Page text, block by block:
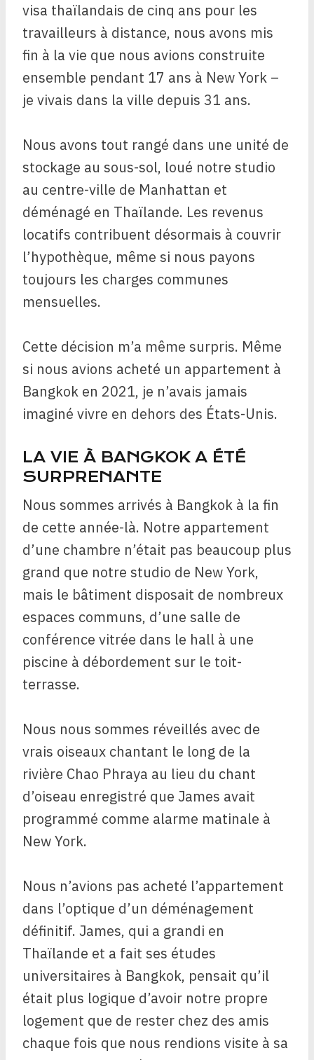
visa thaïlandais de cinq ans pour les
travailleurs à distance, nous avons mis
fin à la vie que nous avions construite
ensemble pendant 17 ans à New York –
je vivais dans la ville depuis 31 ans.
Nous avons tout rangé dans une unité de
stockage au sous-sol, loué notre studio
au centre-ville de Manhattan et
déménagé en Thaïlande. Les revenus
locatifs contribuent désormais à couvrir
l’hypothèque, même si nous payons
toujours les charges communes
mensuelles.
Cette décision m’a même surpris. Même
si nous avions acheté un appartement à
Bangkok en 2021, je n’avais jamais
imaginé vivre en dehors des États-Unis.
LA VIE À BANGKOK A ÉTÉ
SURPRENANTE
Nous sommes arrivés à Bangkok à la fin
de cette année-là. Notre appartement
d’une chambre n’était pas beaucoup plus
grand que notre studio de New York,
mais le bâtiment disposait de nombreux
espaces communs, d’une salle de
conférence vitrée dans le hall à une
piscine à débordement sur le toit-
terrasse.
Nous nous sommes réveillés avec de
vrais oiseaux chantant le long de la
rivière Chao Phraya au lieu du chant
d’oiseau enregistré que James avait
programmé comme alarme matinale à
New York.
Nous n’avions pas acheté l’appartement
dans l’optique d’un déménagement
définitif. James, qui a grandi en
Thaïlande et a fait ses études
universitaires à Bangkok, pensait qu’il
était plus logique d’avoir notre propre
logement que de rester chez des amis
chaque fois que nous rendions visite à sa